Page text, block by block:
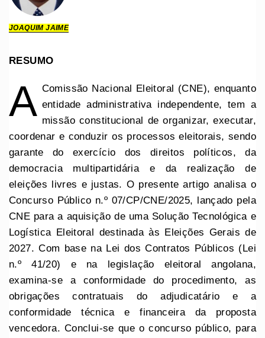
JOAQUIM JAIME
RESUMO
A Comissão Nacional Eleitoral (CNE), enquanto
entidade administrativa independente, tem a
missão constitucional de organizar, executar,
coordenar e conduzir os processos eleitorais, sendo
garante do exercício dos direitos políticos, da
democracia multipartidária e da realização de
eleições livres e justas. O presente artigo analisa o
Concurso Público n.º 07/CP/CNE/2025, lançado pela
CNE para a aquisição de uma Solução Tecnológica e
Logística Eleitoral destinada às Eleições Gerais de
2027. Com base na Lei dos Contratos Públicos (Lei
n.º 41/20) e na legislação eleitoral angolana,
examina-se a conformidade do procedimento, as
obrigações contratuais do adjudicatário e a
conformidade técnica e financeira da proposta
vencedora. Conclui-se que o concurso público, para